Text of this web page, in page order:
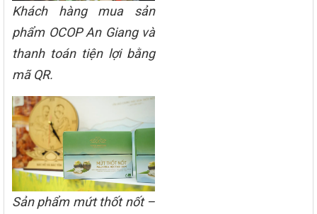
Khách hàng mua sản
phẩm OCOP An Giang và
thanh toán tiện lợi bằng
mã QR.
Sản phẩm mứt thốt nốt –